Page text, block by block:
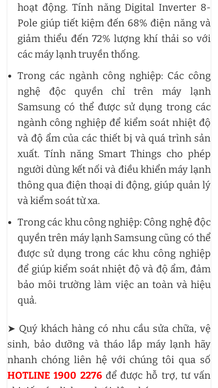
hoạt động. Tính năng Digital Inverter 8-
Pole giúp tiết kiệm đến 68% điện năng và
giảm thiểu đến 72% lượng khí thải so với
các máy lạnh truyền thống.
Trong các ngành công nghiệp: Các công
nghệ độc quyền chỉ trên máy lạnh
Samsung có thể được sử dụng trong các
ngành công nghiệp để kiểm soát nhiệt độ
và độ ẩm của các thiết bị và quá trình sản
xuất. Tính năng Smart Things cho phép
người dùng kết nối và điều khiển máy lạnh
thông qua điện thoại di động, giúp quản lý
và kiểm soát từ xa.
Trong các khu công nghiệp: Công nghệ độc
quyền trên máy lạnh Samsung cũng có thể
được sử dụng trong các khu công nghiệp
để giúp kiểm soát nhiệt độ và độ ẩm, đảm
bảo môi trường làm việc an toàn và hiệu
quả.
➤ Quý khách hàng có nhu cầu sửa chữa, vệ
sinh, bảo dưỡng và tháo lắp máy lạnh hãy
nhanh chóng liên hệ với chúng tôi qua số
HOTLINE 1900 2276để được hỗ trợ, tư vấn